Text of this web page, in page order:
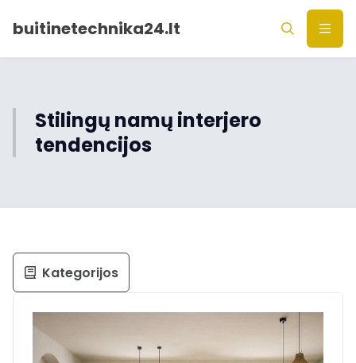
buitinetechnika24.lt
Stilingų namų interjero
tendencijos
Kategorijos